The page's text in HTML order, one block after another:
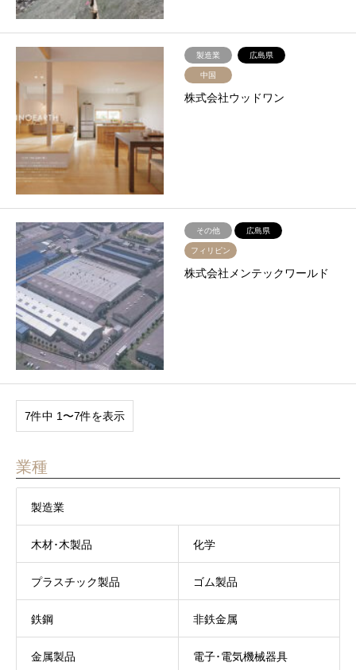
製造業 広島県
中国
株式会社ウッドワン
その他 広島県
フィリピン
株式会社メンテックワールド
7件中 1〜7件を表示
業種
製造業
木材･木製品 化学
プラスチック製品 ゴム製品
鉄鋼 非鉄金属
金属製品 電子･電気機械器具